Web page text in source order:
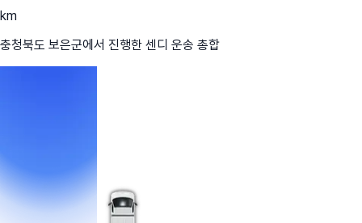
km
충청북도 보은군에서 진행한 센디 운송 총합